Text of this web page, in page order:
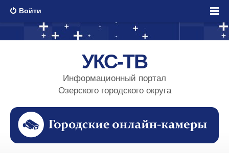
Войти
УКС-ТВ
Информационный портал
Озерского городского округа